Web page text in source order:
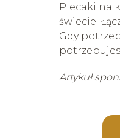
Plecaki na
świecie.
Gdy
Artykuł